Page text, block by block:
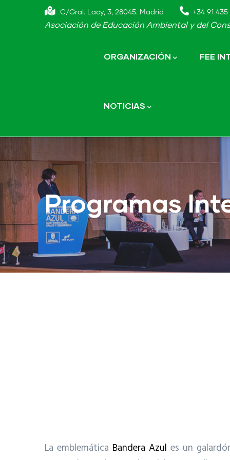
C/Gral. Lacy, 3, 28045. Madrid +34 91 435
Asociación de Educación Ambiental y del
navigation
ORGANIZACIÓN FEE
NOTICIAS
Programas
La emblemática Bandera Azul es un